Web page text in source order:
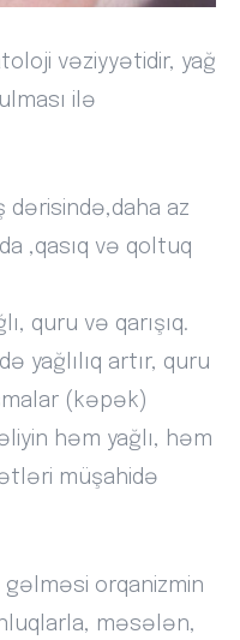
vəziyyətidir, yağ
ilə
az
,qasıq və qoltuq
quru və qarışıq.
yağlılıq artır, quru
(kəpək)
həm yağlı, həm
müşahidə
orqanizmin
məsələn,